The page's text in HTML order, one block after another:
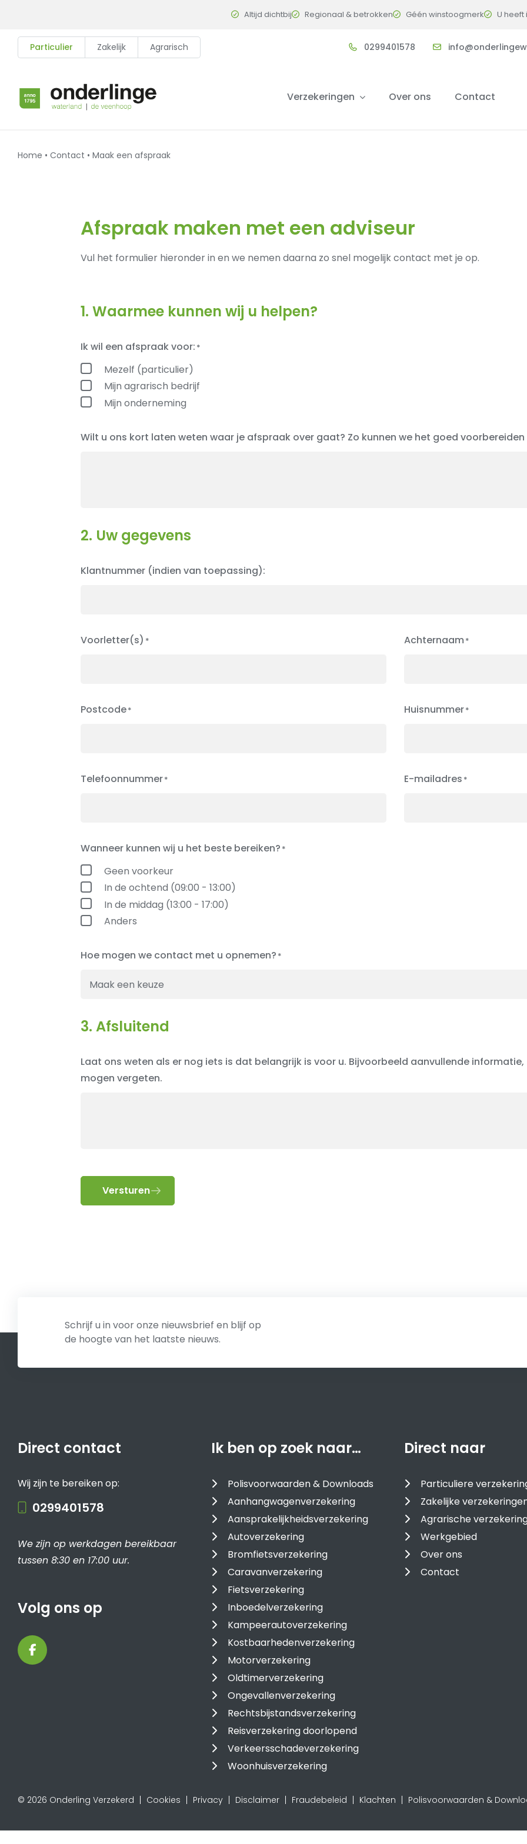
content
Altijd dichtbij Regionaal & betrokken Géén winstoogmerk U heeft
Particulier Zakelijk Agrarisch 0299401578
Verzekeringen Over ons Contact
Home • Contact • Maak een afspraak
Afspraak maken met een adviseur
Vul het formulier hieronder in en we nemen daarna zo snel mogelijk contact met je op.
1. Waarmee kunnen wij u helpen?
Ik wil een afspraak voor:
Mezelf (particulier)
Mijn agrarisch bedrijf
Mijn onderneming
Wilt u ons kort laten weten waar je afspraak over gaat? Zo kunnen we het goed voorbereiden
2. Uw gegevens
Klantnummer (indien van toepassing):
Voorletter(s) Achternaam
Postcode Huisnummer
Telefoonnummer E-mailadres
Wanneer kunnen wij u het beste bereiken?
Geen voorkeur
In de ochtend (09:00 - 13:00)
In de middag (13:00 - 17:00)
Anders
Hoe mogen we contact met u opnemen?
3. Afsluitend
Laat ons weten als er nog iets is dat belangrijk is voor u. Bijvoorbeeld aanvullende
mogen vergeten.
Versturen
Schrijf u in voor onze nieuwsbrief en blijf op
de hoogte van het laatste nieuws.
Direct contact
Wij zijn te bereiken op:
0299401578
We zijn op werkdagen bereikbaar
tussen 8:30 en 17:00 uur.
Volg ons op
Ik ben op zoek naar…
Polisvoorwaarden & Downloads
Aanhangwagenverzekering
Aansprakelijkheidsverzekering
Autoverzekering
Bromfietsverzekering
Caravanverzekering
Fietsverzekering
Inboedelverzekering
Kampeerautoverzekering
Kostbaarhedenverzekering
Motorverzekering
Oldtimerverzekering
Ongevallenverzekering
Rechtsbijstandsverzekering
Reisverzekering doorlopend
Verkeersschadeverzekering
Woonhuisverzekering
Direct naar
Particuliere
Zakelijke
Agrarische
Werkgebied
Over ons
Contact
© 2026 Onderling Verzekerd Cookies Privacy Disclaimer Fraudebeleid Klachten Polisvoorwaarden &